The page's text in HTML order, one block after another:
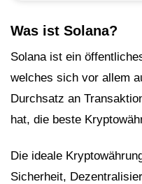
Was ist Solana?
Solana ist ein
welches sich vor allem
Durchsatz an
hat, die beste
Die ideale
Sicherheit,